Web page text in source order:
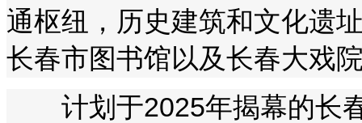
通枢纽，历史建筑和文化遗
长春市图书馆以及长春大戏
计划于2025年揭幕的长春